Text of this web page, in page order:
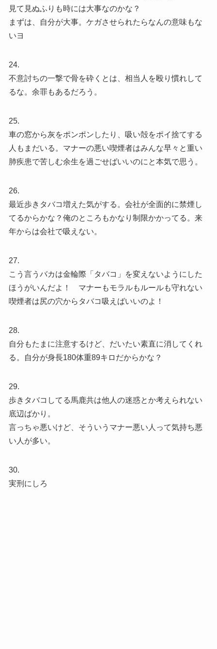
見て見ぬふりも時には大事なのかな？
まずは、自分が大事。ケガさせられたらなんの意味もな
いヨ
24.
不意討ちの一撃で骨を砕くとは、相当人を殴り慣れして
るな。余罪もあるだろう。
25.
車の窓から灰をポンポンしたり、吸い殻をポイ捨てする
人もまだいる。マナーの悪い喫煙者はみんな早々と重い
肺疾患で苦しむ余生を過ごせばいいのにと本気で思う。
26.
最近歩きタバコ増えた気がする。会社が全面的に禁煙し
てるからかな？俺のところもかなり制限かかってる。来
年からは会社で吸えない。
27.
こう言うバカは金輪際「タバコ」を変えないようにした
ほうがいんだよ！ マナーもモラルもルールも守れない
喫煙者は尻の穴からタバコ吸えばいいのよ！
28.
自分もたまに注意するけど、だいたい素直に消してくれ
る。自分が身長180体重89キロだからかな？
29.
歩きタバコしてる馬鹿共は他人の迷惑とか考えられない
底辺ばかり。
言っちゃ悪いけど、そういうマナー悪い人って気持ち悪
い人が多い。
30.
実刑にしろ